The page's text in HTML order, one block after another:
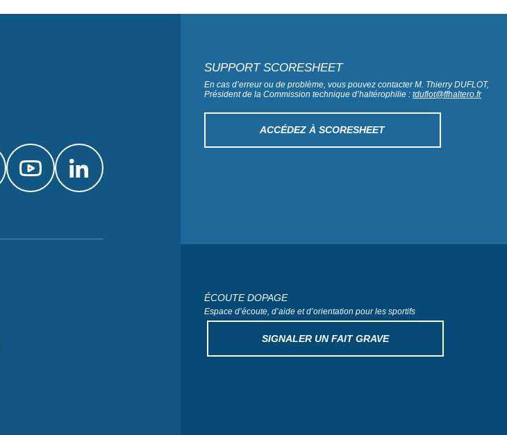
SUPPORT SCORESHEET
En cas d’erreur ou de problème, vous pouvez contacter M. Thierry DUFLOT,
Président de la Commission technique d’haltérophilie :tduflot@ffhaltero.fr
ACCÉDEZ À SCORESHEET
ÉCOUTE DOPAGE
Espace d’écoute, d’aide et d’orientation pour les sportifs
SIGNALER UN FAIT GRAVE